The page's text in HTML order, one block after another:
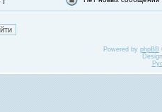
Powered by phpBB